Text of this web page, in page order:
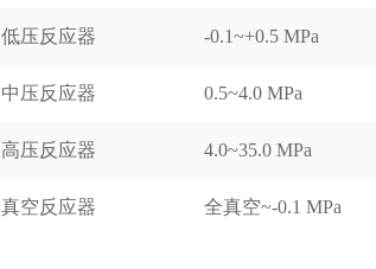
低压反应器 -0.1~+0.5 MPa
中压反应器 0.5~4.0 MPa
高压反应器 4.0~35.0 MPa
真空反应器 全真空~-0.1 MPa